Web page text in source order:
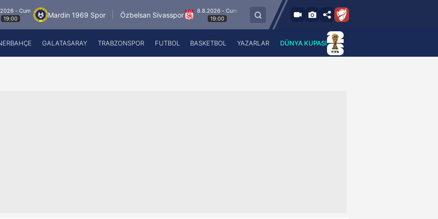
Cum
Mardin 1969 Spor Özbelsan Sivasspor
8.8.2026 - Cum
19:00
Esenler Erokspor Hesap.com Antalyaspor
A Haber Radyo
GALATASARAY TRABZONSPOR FUTBOL BASKETBOL YAZARLAR DÜNYA KUPASI